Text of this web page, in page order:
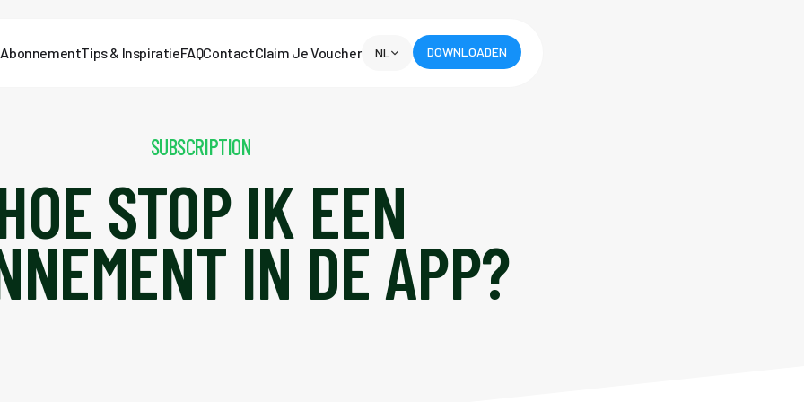
AbonnementTips & InspiratieFAQContactClaim Je Voucher NL DOWNLOADEN
SUBSCRIPTION
STOP IK EEN
IN DE APP?